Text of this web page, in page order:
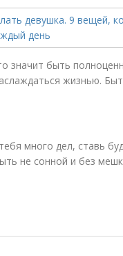
значит быть
жизнью.
много дел, ставь
не сонной и без